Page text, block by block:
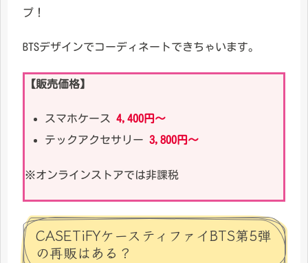
プ！
BTSデザインでコーディネートできちゃいます。
【販売価格】
スマホケース 4,400円〜
テックアクセサリー 3,800円〜
※オンラインストアでは非課税
CASETiFYケースティファイBTS第5弾
の再販はある？